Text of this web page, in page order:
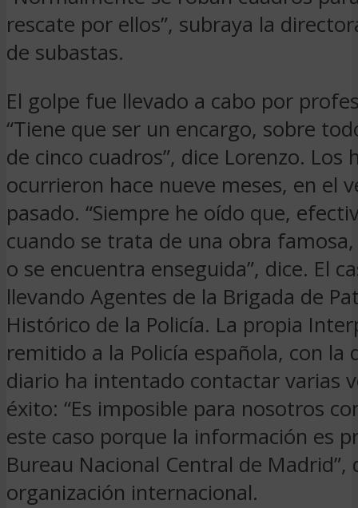
rescate por ellos”, subraya la
de subastas.
El golpe fue llevado a cabo por
“Tiene que ser un encargo, sobre
de cinco cuadros”, dice Lorenzo. Los
ocurrieron hace nueve meses, en el
pasado. “Siempre he oído que,
cuando se trata de una obra
o se encuentra enseguida”, dice. El
llevando Agentes de la Brigada de
Histórico de la Policía. La propia
remitido a la Policía española, con la
diario ha intentado contactar varias
éxito: “Es imposible para nosotros
este caso porque la información es
Bureau Nacional Central de Madrid”,
organización internacional.